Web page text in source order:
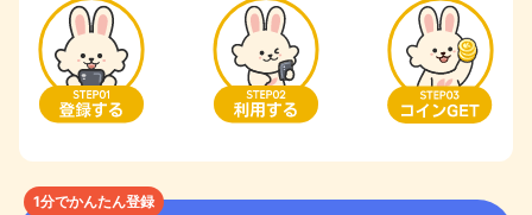
1分でかんたん登録